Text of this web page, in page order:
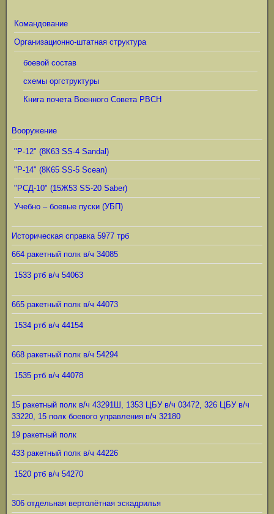
Командование
Организационно-штатная структура
боевой состав
схемы оргструктуры
Книга почета Военного Совета РВСН
Вооружение
"Р-12" (8К63 SS-4 Sandal)
"Р-14" (8К65 SS-5 Scean)
"РСД-10" (15Ж53 SS-20 Saber)
Учебно – боевые пуски (УБП)
Историческая справка 5977 трб
664 ракетный полк в/ч 34085
1533 ртб в/ч 54063
665 ракетный полк в/ч 44073
1534 ртб в/ч 44154
668 ракетный полк в/ч 54294
1535 ртб в/ч 44078
15 ракетный полк в/ч 43291Ш, 1353 ЦБУ в/ч 03472, 326 ЦБУ в/ч
33220, 15 полк боевого управления в/ч 32180
19 ракетный полк
433 ракетный полк в/ч 44226
1520 ртб в/ч 54270
306 отдельная вертолётная эскадрилья